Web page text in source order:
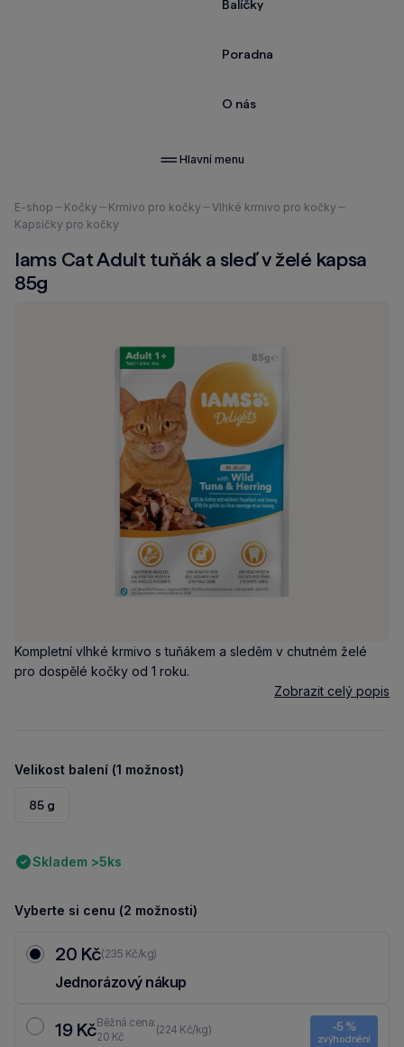
Balíčky
Poradna
O nás
Hlavní menu
Nacházíte
se
E-shop Kočky Krmivo pro kočky
Vlhké krmivo pro kočky
Kapsičky pro kočky
Iams Cat Adult tuňák a sleď v želé kapsa
85g
Kompletní vlhké krmivo s tuňákem a sleděm v chutném želé
pro dospělé kočky od 1 roku.
Zobrazit celý popis
Velikost balení (1 možnost)
85 g
Skladem >5ks
Vyberte si cenu (2 možnosti)
20 Kč(235 Kč/kg)
Jednorázový nákup
19 KčBěžná cena:
20 Kč
(224 Kč/kg) -5 %
zvýhodnění